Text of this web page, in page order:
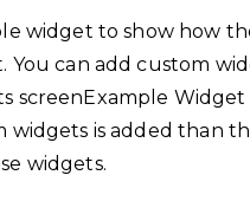
widget to show how
You can add custom
screenExample Widget
widgets is added than
widgets.